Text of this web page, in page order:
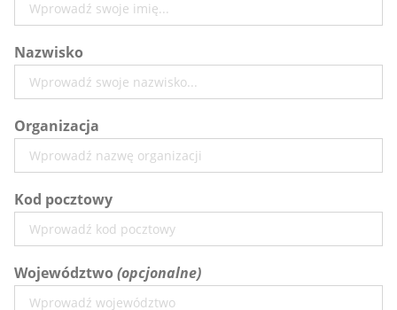
Nazwisko
Organizacja
Kod pocztowy
Województwo